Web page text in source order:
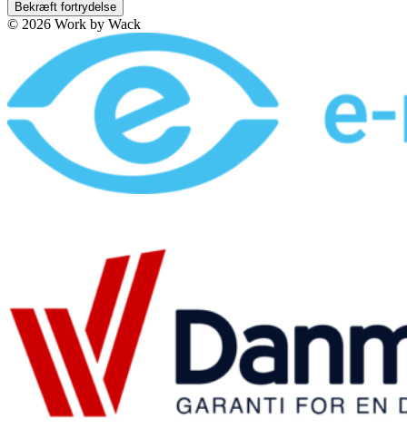
Bekræft fortrydelse
© 2026 Work by Wack